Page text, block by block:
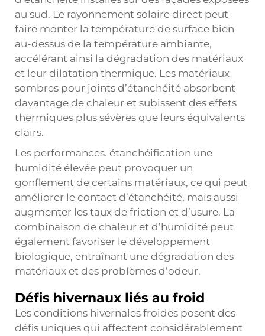
au sud. Le rayonnement solaire direct peut
faire monter la température de surface bien
au-dessus de la température ambiante,
accélérant ainsi la dégradation des matériaux
et leur dilatation thermique. Les matériaux
sombres pour joints d’étanchéité absorbent
davantage de chaleur et subissent des effets
thermiques plus sévères que leurs équivalents
clairs.
Les performances. étanchéification une
humidité élevée peut provoquer un
gonflement de certains matériaux, ce qui peut
améliorer le contact d’étanchéité, mais aussi
augmenter les taux de friction et d’usure. La
combinaison de chaleur et d’humidité peut
également favoriser le développement
biologique, entraînant une dégradation des
matériaux et des problèmes d’odeur.
Défis hivernaux liés au froid
Les conditions hivernales froides posent des
défis uniques qui affectent considérablement